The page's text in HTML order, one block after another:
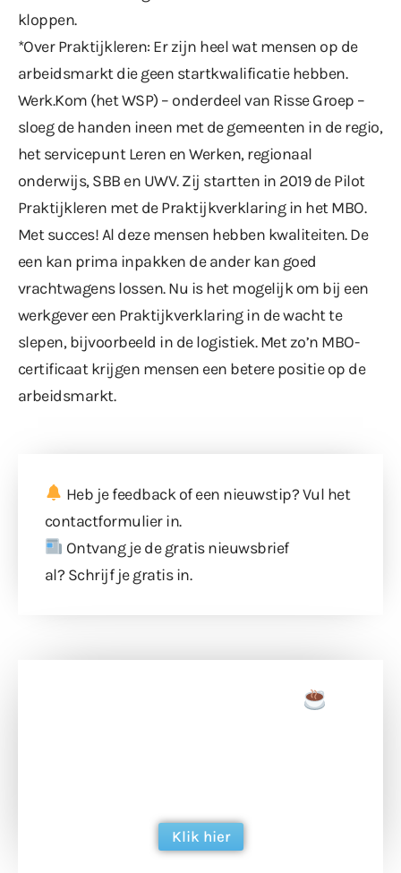
kloppen.
*Over Praktijkleren: Er zijn heel wat mensen op de
arbeidsmarkt die geen startkwalificatie hebben.
Werk.Kom (het WSP) – onderdeel van Risse Groep –
sloeg de handen ineen met de gemeenten in de regio,
het servicepunt Leren en Werken, regionaal
onderwijs, SBB en UWV. Zij startten in 2019 de Pilot
Praktijkleren met de Praktijkverklaring in het MBO.
Met succes! Al deze mensen hebben kwaliteiten. De
een kan prima inpakken de ander kan goed
vrachtwagens lossen. Nu is het mogelijk om bij een
werkgever een Praktijkverklaring in de wacht te
slepen, bijvoorbeeld in de logistiek. Met zo’n MBO-
certificaat krijgen mensen een betere positie op de
arbeidsmarkt.
Heb je feedback of een nieuwstip? Vul het
contactformulierin.
Ontvang je de gratis nieuwsbrief
al? Schrijf je gratis in.
Klik hier